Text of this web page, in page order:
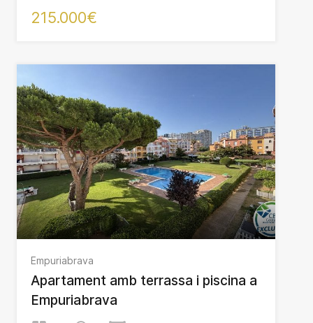
215.000€
Empuriabrava
Apartament amb terrassa i piscina a
Empuriabrava